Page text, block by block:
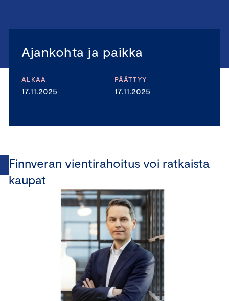
Ajankohta ja paikka
ALKAA
17.11.2025
PÄÄTTYY
17.11.2025
Finnveran vientirahoitus voi ratkaista
kaupat